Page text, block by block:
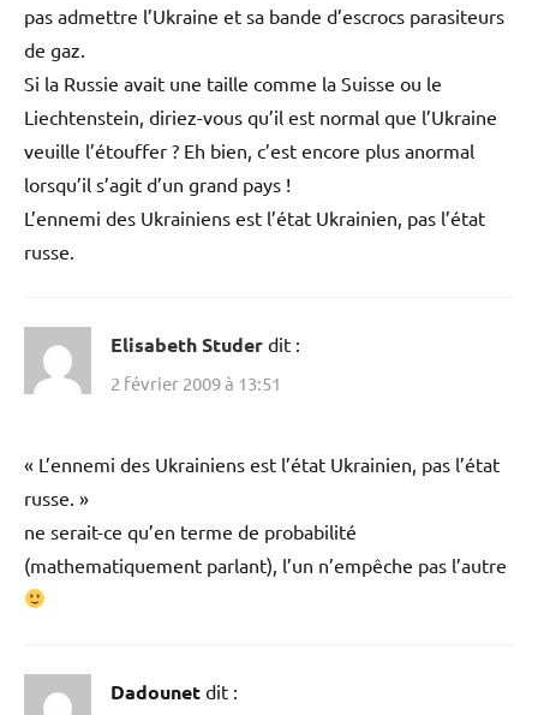
pas admettre l’Ukraine et sa bande d’escrocs parasiteurs
de gaz.
Si la Russie avait une taille comme la Suisse ou le
Liechtenstein, diriez-vous qu’il est normal que l’Ukraine
veuille l’étouffer ? Eh bien, c’est encore plus anormal
lorsqu’il s’agit d’un grand pays !
L’ennemi des Ukrainiens est l’état Ukrainien, pas l’état
russe.
Elisabeth Studer dit :
2 février 2009 à 13:51
« L’ennemi des Ukrainiens est l’état Ukrainien, pas l’état
russe. »
ne serait-ce qu’en terme de probabilité
(mathematiquement parlant), l’un n’empêche pas l’autre
Dadounet dit :